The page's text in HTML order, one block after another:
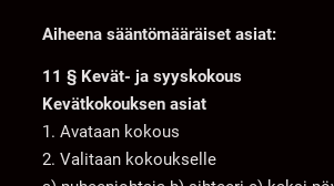
Aiheena sääntömääräiset asiat:
11 § Kevät- ja syyskokous
Kevätkokouksen asiat
1. Avataan kokous
2. Valitaan kokoukselle